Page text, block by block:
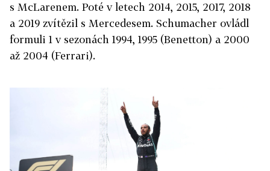
s McLarenem. Poté v letech 2014, 2015, 2017, 2018
a 2019 zvítězil s Mercedesem. Schumacher ovládl
formuli 1 v sezonách 1994, 1995 (Benetton) a 2000
až 2004 (Ferrari).